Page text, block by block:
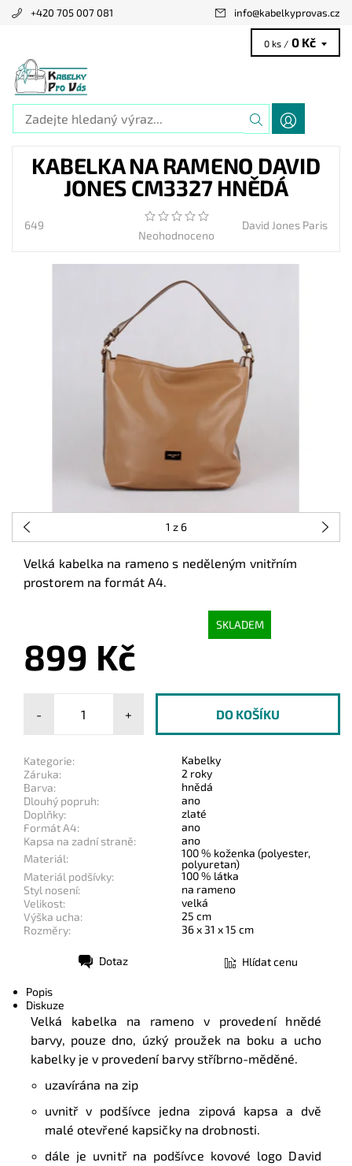
+420 705 007 081 info@kabelkyprovas.cz
0 ks / 0 Kč
KABELKA NA RAMENO DAVID
JONES CM3327 HNĚDÁ
649
Neohodnoceno
David Jones Paris
1 z 6
Velká kabelka na rameno s neděleným vnitřním
prostorem na formát A4.
SKLADEM
899 Kč
- +
Kategorie:
Kabelky
Záruka:
2 roky
Barva:
hnědá
Dlouhý popruh:
ano
Doplňky:
zlaté
Formát A4:
ano
Kapsa na zadní straně:
ano
Materiál:
100 % koženka (polyester,
polyuretan)
Materiál podšívky:
100 % látka
Styl nosení:
na rameno
Velikost:
velká
Výška ucha:
25 cm
Rozměry:
36 x 31 x 15 cm
Dotaz Hlídat cenu
Popis
Diskuze
Velká kabelka na rameno v provedení hnědé
barvy, pouze dno, úzký proužek na boku a ucho
kabelky je v provedení barvy stříbrno-měděné.
uzavírána na zip
uvnitř v podšívce jedna zipová kapsa a dvě
malé otevřené kapsičky na drobnosti.
dále je uvnitř na podšívce kovové logo David